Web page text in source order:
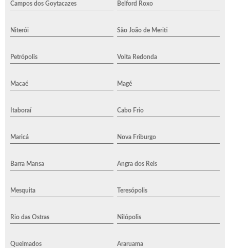
Campos dos Goytacazes Belford Roxo
Niterói São João de Meriti
Petrópolis Volta Redonda
Macaé Magé
Itaboraí Cabo Frio
Maricá Nova Friburgo
Barra Mansa Angra dos Reis
Mesquita Teresópolis
Rio das Ostras Nilópolis
Queimados Araruama